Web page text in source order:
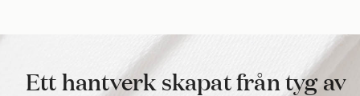
Ett hantverk skapat från tyg av